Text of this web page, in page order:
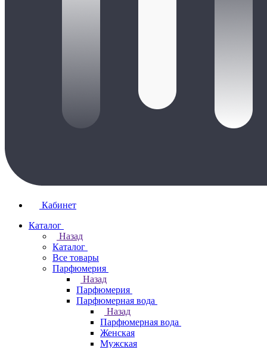
Кабинет
Каталог
Назад
Каталог
Все товары
Парфюмерия
Назад
Парфюмерия
Парфюмерная вода
Назад
Парфюмерная вода
Женская
Мужская